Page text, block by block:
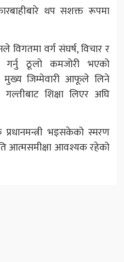
थप सशक्त रूपमा
विगतमा वर्ग संघर्ष, विचार र
गर्नु ठूलो कमजोरी भएको
मुख्य जिम्मेवारी आफूले लिने
शिक्षा लिएर अघि
भइसकेको स्मरण
आत्मसमीक्षा आवश्यक रहेको